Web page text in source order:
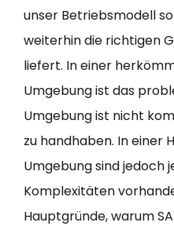
unser Betriebsmodell
weiterhin die richtigen
liefert. In einer
Umgebung ist das
Umgebung ist nicht
zu handhaben. In einer
Umgebung sind jedoch
Komplexitäten
Hauptgründe, warum